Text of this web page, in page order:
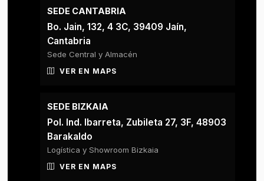
SEDE CANTABRIA
Bo. Jain, 132, 4 3C, 39409 Jaín,
Cantabria
Sede Central y Almacén
VER EN MAPS
SEDE BIZKAIA
Pol. Ind. Ibarreta, Zubileta 27, 3F, 48903
Barakaldo
Logística y Showroom Bizkaia
VER EN MAPS